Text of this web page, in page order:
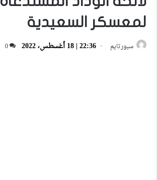
لمعسكر السعيدية
سبورتايم 22:36 | 18 أغسطس، 2022 0